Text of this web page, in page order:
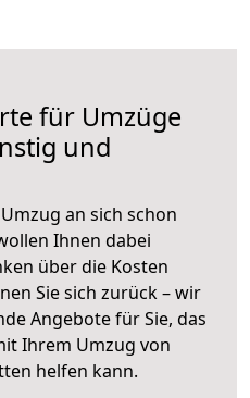
für Umzüge
und
an sich schon
Ihnen dabei
über die Kosten
Sie sich zurück – wir
Angebote für Sie, das
Ihrem Umzug von
helfen kann.